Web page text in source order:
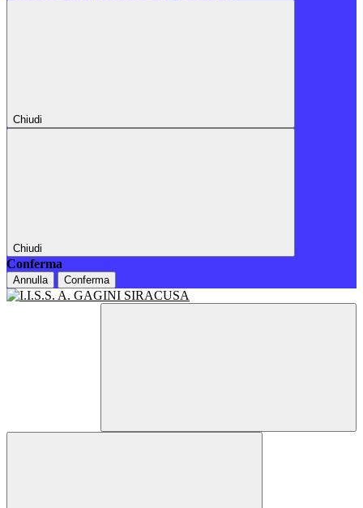
Chiudi
Chiudi
Conferma
Annulla Conferma